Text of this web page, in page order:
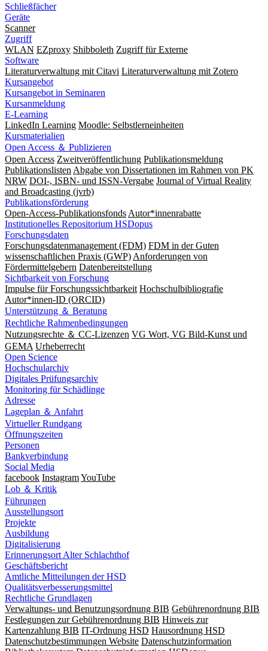
Schließfächer
Geräte
Scanner
Zugriff
WLAN EZproxy Shibboleth Zugriff für Externe
Software
Literaturverwaltung mit Citavi Literaturverwaltung mit Zotero
Kursangebot
Kursangebot in Seminaren
Kursanmeldung
E-Learning
LinkedIn Learning Moodle: Selbstlerneinheiten
Kursmaterialien
Open Access ＆ Publizieren
Open Access Zweitveröffentlichung Publikationsmeldung
Publikationslisten Abgabe von Dissertationen im Rahmen von PK
NRW DOI-, ISBN- und ISSN-Vergabe Journal of Virtual Reality
and Broadcasting (jvrb)
Publikationsförderung
Open-Access-Publikationsfonds Autor*innenrabatte
Institutionelles Repositorium HSDopus
Forschungsdaten
Forschungsdatenmanagement (FDM) FDM in der Guten
wissenschaftlichen Praxis (GWP) Anforderungen von
Fördermittelgebern Datenbereitstellung
Sichtbarkeit von Forschung
Impulse für Forschungssichtbarkeit Hochschulbibliografie
Autor*innen-ID (ORCID)
Unterstützung ＆ Beratung
Rechtliche Rahmenbedingungen
Nutzungsrechte ＆ CC-Lizenzen VG Wort, VG Bild-Kunst und
GEMA Urheberrecht
Open Science
Hochschularchiv
Digitales Prüfungsarchiv
Monitoring für Schädlinge
Adresse
Lageplan ＆ Anfahrt
Virtueller Rundgang
Öffnungszeiten
Personen
Bankverbindung
Social Media
facebook InstagramYouTube
Lob ＆ Kritik
Führungen
Ausstellungsort
Projekte
Ausbildung
Digitalisierung
Erinnerungsort Alter Schlachthof
Geschäftsbericht
Amtliche Mitteilungen der HSD
Qualitätsverbesserungsmittel
Rechtliche Grundlagen
Verwaltungs- und Benutzungsordnung BIB Gebührenordnung BIB
Festlegungen zur Gebührenordnung BIB Hinweis zur
Kartenzahlung BIB IT-Ordnung HSD Hausordnung HSD
Datenschutzbestimmungen Website Datenschutzinformation